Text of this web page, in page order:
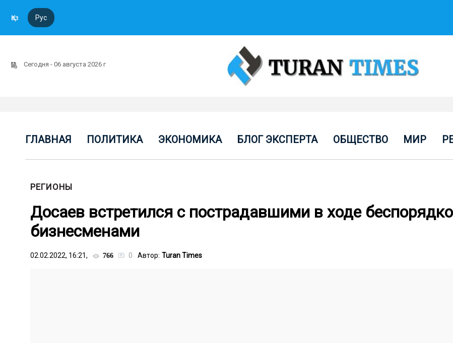
Қаз Рус
Сегодня - 06 августа 2026 г
ГЛАВНАЯ ПОЛИТИКА ЭКОНОМИКА БЛОГ ЭКСПЕРТА ОБЩЕСТВО МИР
РЕГИОНЫ
Досаев встретился с пострадавшими в ходе
бизнесменами
02.02.2022, 16:21, 766 0 Автор: Turan Times